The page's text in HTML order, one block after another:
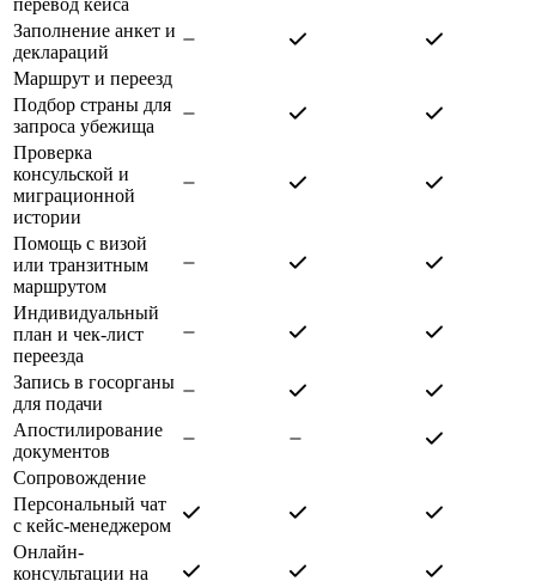
Заполнение анкет и
деклараций
Маршрут и переезд
Подбор страны для
запроса убежища
Проверка
консульской и
миграционной
истории
Помощь с визой
или транзитным
маршрутом
Индивидуальный
план и чек-лист
переезда
Запись в госорганы
для подачи
Апостилирование
документов
Сопровождение
Персональный чат
с кейс-менеджером
Онлайн-
консультации на